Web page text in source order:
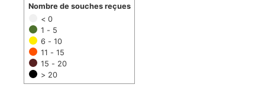
< 0
1 - 5
6 - 10
11 - 15
15 - 20
> 20
Nombre de souches reçues